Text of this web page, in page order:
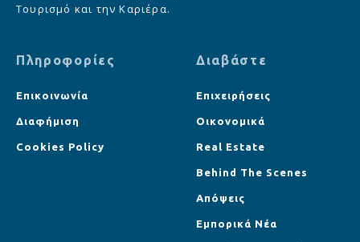
Τουρισμό και την Καριέρα.
Πληροφορίες
Επικοινωνία
Διαφήμιση
Cookies Policy
Διαβάστε
Επιχειρήσεις
Οικονομικά
Real Estate
Behind The Scenes
Απόψεις
Εμπορικά Νέα